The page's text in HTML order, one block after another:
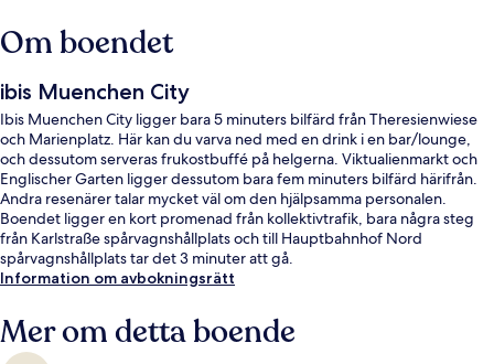
Om boendet
ibis Muenchen City
Ibis Muenchen City ligger bara 5 minuters bilfärd från Theresienwiese
och Marienplatz. Här kan du varva ned med en drink i en bar/lounge,
och dessutom serveras frukostbuffé på helgerna. Viktualienmarkt och
Englischer Garten ligger dessutom bara fem minuters bilfärd härifrån.
Andra resenärer talar mycket väl om den hjälpsamma personalen.
Boendet ligger en kort promenad från kollektivtrafik, bara några steg
från Karlstraße spårvagnshållplats och till Hauptbahnhof Nord
spårvagnshållplats tar det 3 minuter att gå.
Information om avbokningsrätt
Mer om detta boende